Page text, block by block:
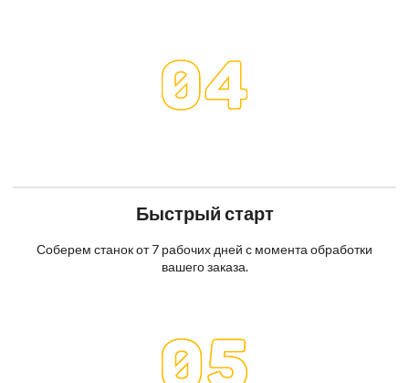
Быстрый старт
Соберем станок от 7 рабочих дней с момента обработки
вашего заказа.